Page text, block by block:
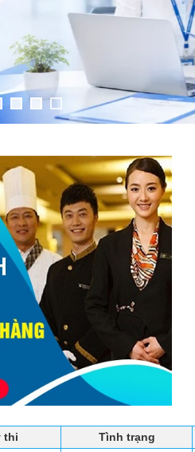
thi Tình trạng